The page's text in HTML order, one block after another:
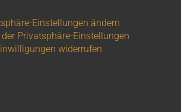
Einstellungen ändern
Privatsphäre-Einstellungen
widerrufen